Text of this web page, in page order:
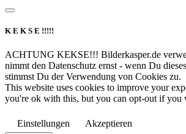
K E K S E !!!!!
ACHTUNG KEKSE!!! Bilderkasper.de
nimmt den Datenschutz ernst - wenn Du
stimmst Du der Verwendung von Cookies zu.
This website uses cookies to improve your
you're ok with this, but you can opt-out if you
Einstellungen Akzeptieren